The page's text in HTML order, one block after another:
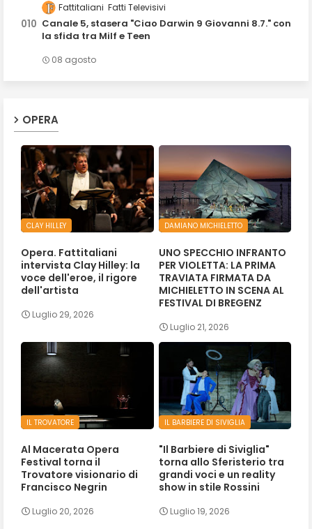
Fattitaliani Fatti Televisivi
Canale 5, stasera "Ciao Darwin 9 Giovanni 8.7." con
la sfida tra Milf e Teen
08 agosto
OPERA
CLAY HILLEY
Opera. Fattitaliani
intervista Clay Hilley: la
voce dell'eroe, il rigore
dell'artista
Luglio 29, 2026
DAMIANO MICHIELETTO
UNO SPECCHIO INFRANTO
PER VIOLETTA: LA PRIMA
TRAVIATA FIRMATA DA
MICHIELETTO IN SCENA AL
FESTIVAL DI BREGENZ
Luglio 21, 2026
IL TROVATORE
Al Macerata Opera
Festival torna il
Trovatore visionario di
Francisco Negrin
Luglio 20, 2026
IL BARBIERE DI SIVIGLIA
"Il Barbiere di Siviglia"
torna allo Sferisterio tra
grandi voci e un reality
show in stile Rossini
Luglio 19, 2026